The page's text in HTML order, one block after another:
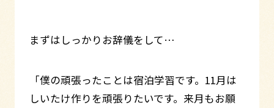
まずはしっかりお辞儀をして…
「僕の頑張ったことは宿泊学習です。11月は
しいたけ作りを頑張りたいです。来月もお願